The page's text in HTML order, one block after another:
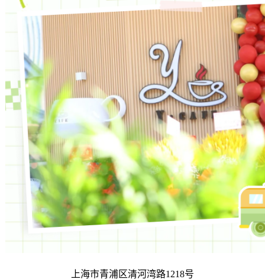
上海市青浦区清河湾路1218号